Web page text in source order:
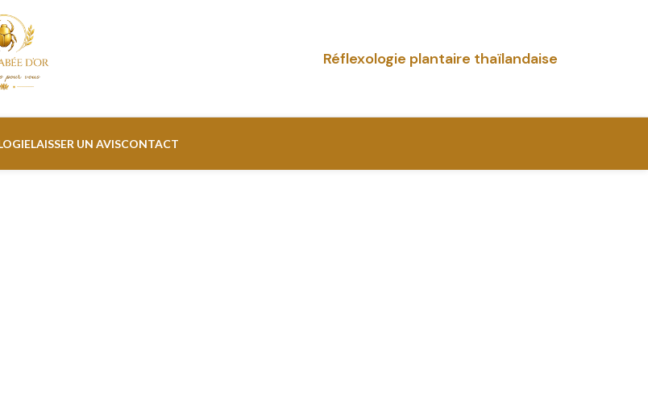
Réflexologie plantaire thaïlandaise
LAISSER UN AVISCONTACT